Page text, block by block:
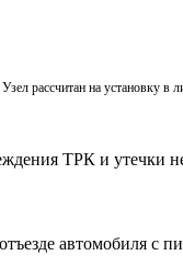
рассчитан на установку в
ТРК и утечки
автомобиля с